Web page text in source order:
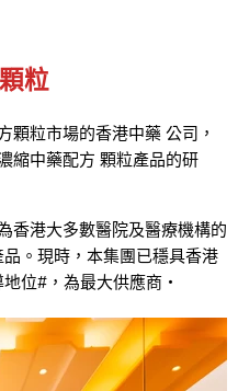
粒
顆粒市場的香港中藥 公司，
縮中藥配方 顆粒產品的研
香港大多數醫院及醫療機構的
。現時，本集團已穩具香港
地位#，為最大供應商‧